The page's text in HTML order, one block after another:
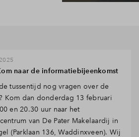
naar de informatiebijeenkomst
tussentijd nog vragen over de
Kom dan donderdag 13 februari
en 20.30 uur naar het
van De Pater Makelaardij in
(Parklaan 136, Waddinxveen). Wij